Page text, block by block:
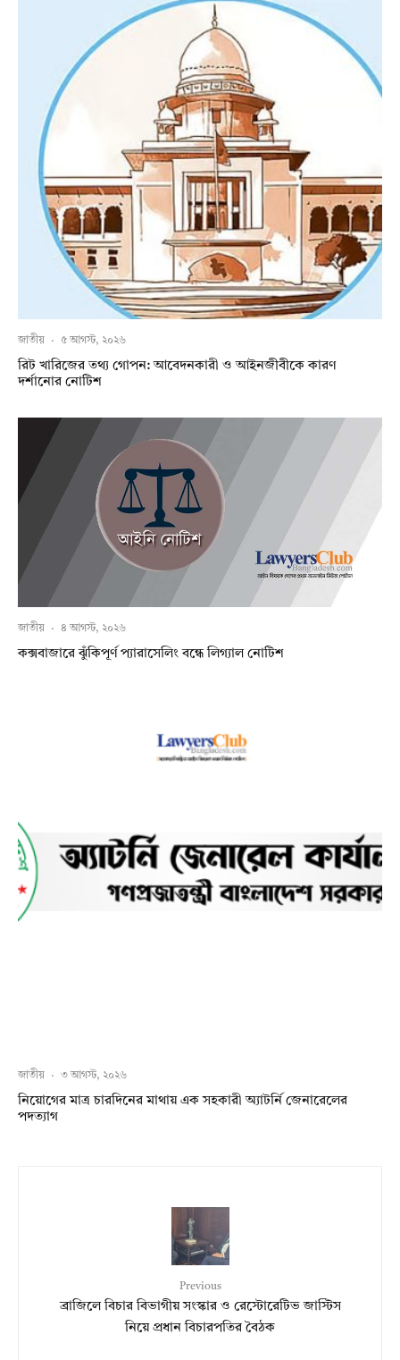
জাতীয় · ৫ আগস্ট, ২০২৬
রিট খারিজের তথ্য গোপন: আবেদনকারী ও আইনজীবীকে কারণ
দর্শানোর নোটিশ
জাতীয় · ৪ আগস্ট, ২০২৬
কক্সবাজারে ঝুঁকিপূর্ণ প্যারাসেলিং বন্ধে লিগ্যাল নোটিশ
জাতীয় · ৩ আগস্ট, ২০২৬
নিয়োগের মাত্র চারদিনের মাথায় এক সহকারী অ্যাটর্নি জেনারেলের
পদত্যাগ
Previous
ব্রাজিলে বিচার বিভাগীয় সংস্কার ও রেস্টোরেটিভ জাস্টিস
নিয়ে প্রধান বিচারপতির বৈঠক